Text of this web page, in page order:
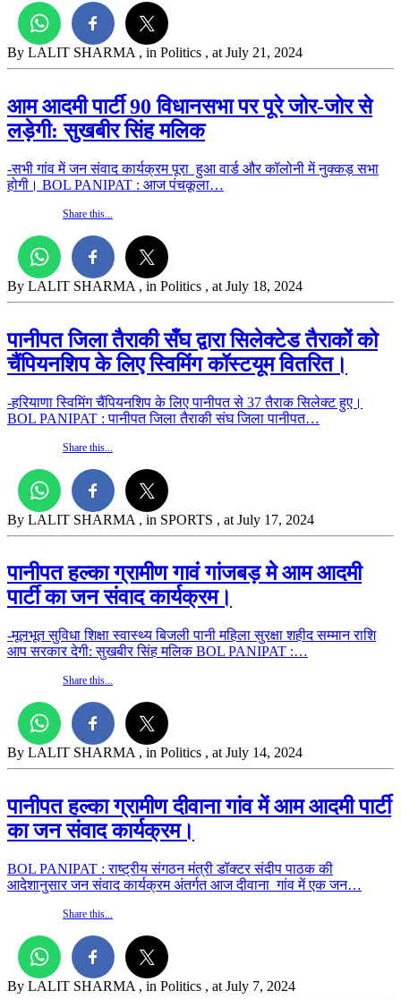
By LALIT SHARMA , in Politics , at July 21, 2024
आम आदमी पार्टी 90 विधानसभा पर पूरे जोर-जोर से
लड़ेगी: सुखबीर सिंह मलिक
-सभी गांव में जन संवाद कार्यक्रम पूरा हुआ वार्ड और कॉलोनी में नुक्कड़ सभा
होगी। BOL PANIPAT : आज पंचकूला…
Share this...
By LALIT SHARMA , in Politics , at July 18, 2024
पानीपत जिला तैराकी सँघ द्वारा सिलेक्टेड तैराकों को
चैंपियनशिप के लिए स्विमिंग कॉस्टयूम वितरित।
-हरियाणा स्विमिंग चैंपियनशिप के लिए पानीपत से 37 तैराक सिलेक्ट हुए।
BOL PANIPAT : पानीपत जिला तैराकी संघ जिला पानीपत…
Share this...
By LALIT SHARMA , in SPORTS , at July 17, 2024
पानीपत हल्का ग्रामीण गावं गांजबड़ मे आम आदमी
पार्टी का जन संवाद कार्यक्रम।
-मूलभूत सुविधा शिक्षा स्वास्थ्य बिजली पानी महिला सुरक्षा शहीद सम्मान राशि
आप सरकार देगी: सुखबीर सिंह मलिक BOL PANIPAT :…
Share this...
By LALIT SHARMA , in Politics , at July 14, 2024
पानीपत हल्का ग्रामीण दीवाना गांव में आम आदमी पार्टी
का जन संवाद कार्यक्रम।
BOL PANIPAT : राष्ट्रीय संगठन मंत्री डॉक्टर संदीप पाठक की
आदेशानुसार जन संवाद कार्यक्रम अंतर्गत आज दीवाना गांव में एक जन…
Share this...
By LALIT SHARMA , in Politics , at July 7, 2024